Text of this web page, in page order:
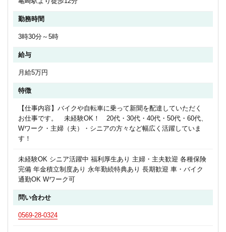
勤務時間
3時30分～5時
給与
月給5万円
特徴
【仕事内容】バイクや自転車に乗って新聞を配達していただく
お仕事です。 未経験OK！ 20代・30代・40代・50代・60代、
Wワーク・主婦（夫）・シニアの方々など幅広く活躍していま
す！
未経験OK シニア活躍中 福利厚生あり 主婦・主夫歓迎 各種保険
完備 年金積立制度あり 永年勤続特典あり 長期歓迎 車・バイク
通勤OK Wワーク可
問い合わせ
0569-28-0324